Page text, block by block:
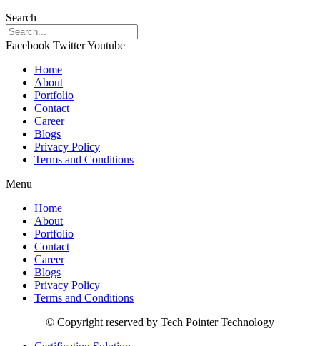
Search
Facebook TwitterYoutube
Home
About
Portfolio
Contact
Career
Blogs
Privacy Policy
Terms and Conditions
Menu
Home
About
Portfolio
Contact
Career
Blogs
Privacy Policy
Terms and Conditions
© Copyright reserved by Tech Pointer Technology